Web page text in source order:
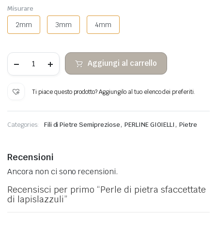
Misurare
2mm 3mm 4mm
lapislazzuli
Aggiungi al carrello
Ti piace questo prodotto? Aggiungilo al tuo elenco dei preferiti.
Categories: Fili di Pietre Semipreziose, PERLINE GIOIELLI ,Pietre
Recensioni
Ancora non ci sono recensioni.
Recensisci per primo “Perle di pietra sfaccettate
di lapislazzuli”